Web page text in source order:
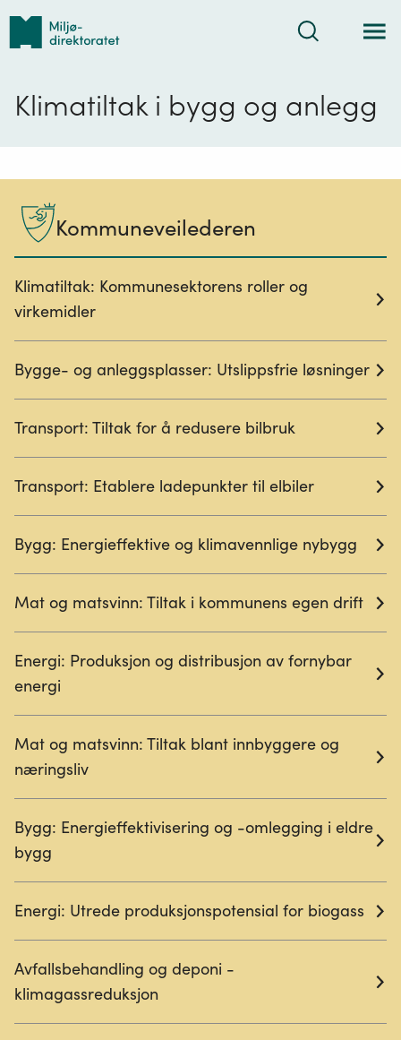
Tilbake
Søk
Klimatiltak i bygg og anlegg
Kommuneveilederen
Klimatiltak: Kommunesektorens roller og
virkemidler
Bygge- og anleggsplasser: Utslippsfrie løsninger
Transport: Tiltak for å redusere bilbruk
Transport: Etablere ladepunkter til elbiler
Bygg: Energieffektive og klimavennlige nybygg
Mat og matsvinn: Tiltak i kommunens egen drift
Energi: Produksjon og distribusjon av fornybar
energi
Mat og matsvinn: Tiltak blant innbyggere og
næringsliv
Bygg: Energieffektivisering og -omlegging i eldre
bygg
Energi: Utrede produksjonspotensial for biogass
Avfallsbehandling og deponi -
klimagassreduksjon